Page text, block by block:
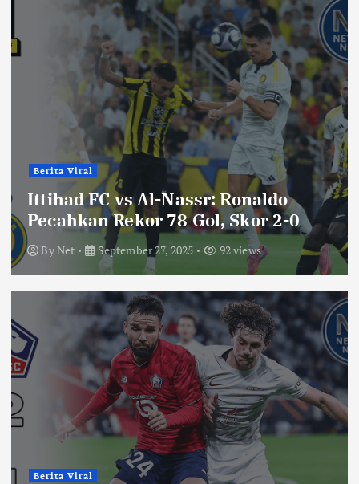
Berita Viral
Ittihad FC vs Al-Nassr: Ronaldo
Pecahkan Rekor 78 Gol, Skor 2-0
ByNet September 27, 2025 92 views
Berita Viral